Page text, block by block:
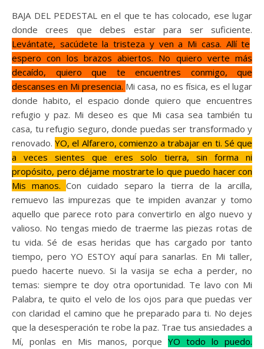
BAJA DEL PEDESTAL en el que te has colocado, ese lugar
donde crees que debes estar para ser suficiente.
Levántate, sacúdete la tristeza y ven a Mi casa. Allí te
espero con los brazos abiertos. No quiero verte más
decaído, quiero que te encuentres conmigo, que
descanses en Mi presencia. Mi casa, no es física, es el lugar
donde habito, el espacio donde quiero que encuentres
refugio y paz. Mi deseo es que Mi casa sea también tu
casa, tu refugio seguro, donde puedas ser transformado y
renovado.YO, el Alfarero, comienzo a trabajar en ti. Sé que
a veces sientes que eres solo tierra, sin forma ni
propósito, pero déjame mostrarte lo que puedo hacer con
Mis manos.Con cuidado separo la tierra de la arcilla,
remuevo las impurezas que te impiden avanzar y tomo
aquello que parece roto para convertirlo en algo nuevo y
valioso. No tengas miedo de traerme las piezas rotas de
tu vida. Sé de esas heridas que has cargado por tanto
tiempo, pero YO ESTOY aquí para sanarlas. En Mi taller,
puedo hacerte nuevo. Si la vasija se echa a perder, no
temas: siempre te doy otra oportunidad. Te lavo con Mi
Palabra, te quito el velo de los ojos para que puedas ver
con claridad el camino que he preparado para ti. No dejes
que la desesperación te robe la paz. Trae tus ansiedades a
Mí, ponlas en Mis manos, porqueYO todo lo puedo.